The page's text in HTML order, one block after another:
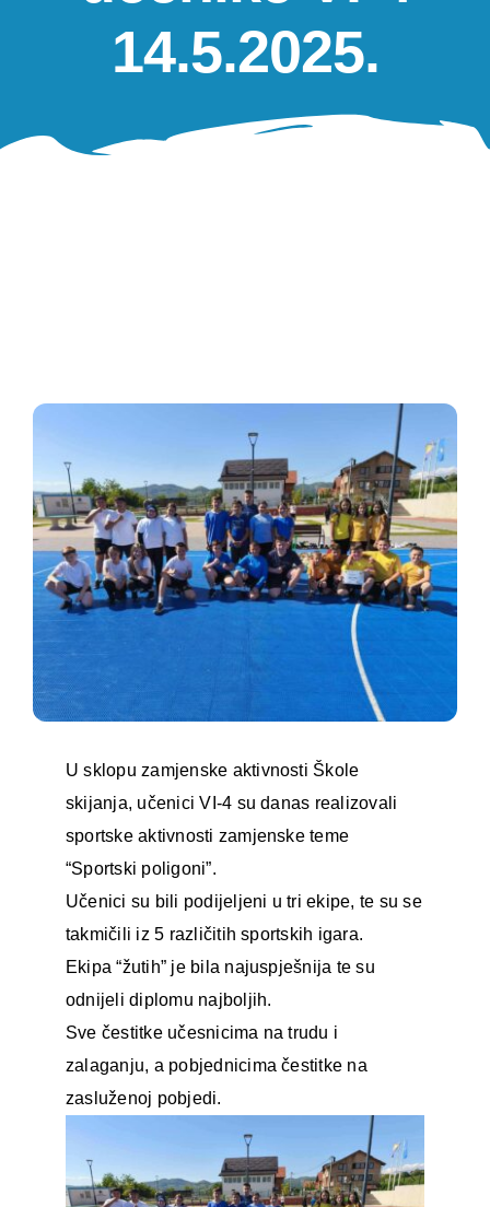
Oglasna ploča
Aktivnosti14.5.2025.
U sklopu zamjenske aktivnosti Škole
skijanja, učenici VI-4 su danas realizovali
sportske aktivnosti zamjenske teme
“Sportski poligoni”.
Učenici su bili podijeljeni u tri ekipe, te su se
takmičili iz 5 različitih sportskih igara.
Ekipa “žutih” je bila najuspješnija te su
odnijeli diplomu najboljih.
Sve čestitke učesnicima na trudu i
zalaganju, a pobjednicima čestitke na
zasluženoj pobjedi.